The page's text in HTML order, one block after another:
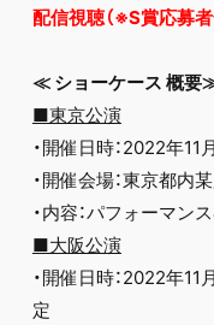
配信視聴（※S賞応募者
≪ ショーケース 概要
■東京公演
・開催日時：2022年
・開催会場：東京都内
・内容：パフォーマン
■大阪公演
・開催日時：2022年
定